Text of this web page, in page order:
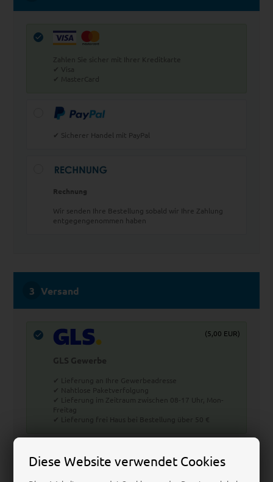
Diese Website verwendet Cookies
Zahlen Sie sicher mit Ihrer Kreditkarte
✔ Visa
✔ MasterCard
✔ Sicherer Handel mit PayPal
Rechnung
Wir senden Ihre Bestellung sobald wir Ihre Zahlung
entgegengenommen haben
Versand
(5,00 EUR)
GLS Gewerbe
✔ Lieferung an Ihre Gewerbeadresse
✔ Nahtlose Paketverfolgung
✔ Lieferung im Zeitraum zwischen 08-17 Uhr, Mon-
Freitag
✔ Lieferung frei Haus bei Bestellung über 50 €
GLS Privat